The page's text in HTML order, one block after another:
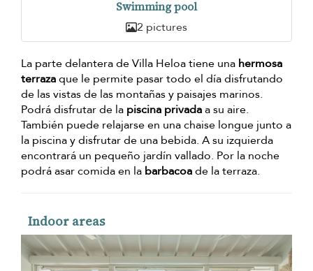
Swimming pool
2 pictures
La parte delantera de Villa Heloa tiene una hermosa
terrazaque le permite pasar todo el día disfrutando
de las vistas de las montañas y paisajes marinos.
Podrá disfrutar de la piscina privadaa su aire.
También puede relajarse en una chaise longue junto a
la piscina y disfrutar de una bebida. A su izquierda
encontrará un pequeño jardín vallado. Por la noche
podrá asar comida en la barbacoade la terraza.
Indoor areas